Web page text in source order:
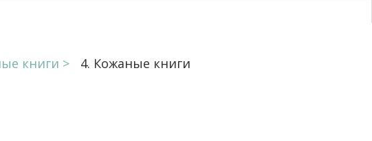
книги Кожаные книги